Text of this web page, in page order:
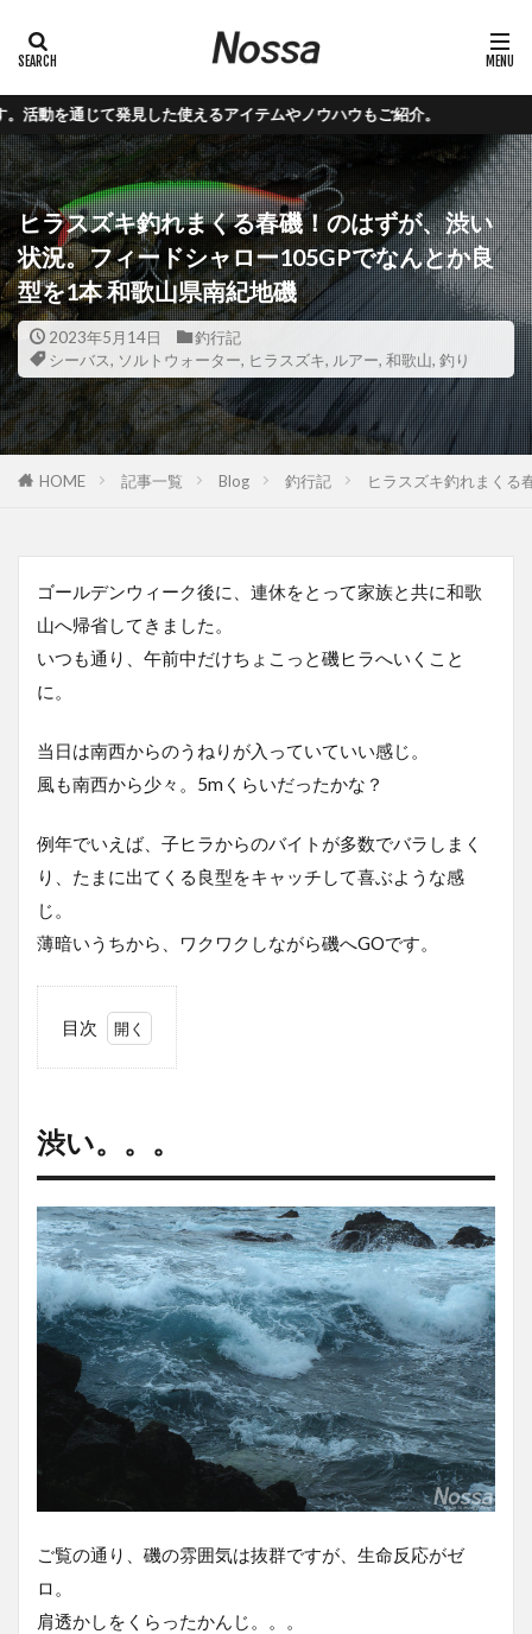
アイテムやノウハウもご紹介。
ヒラスズキ釣れまくる春磯！のはずが、渋い
状況。フィードシャロー105GPでなんとか良
型を1本 和歌山県南紀地磯
2023年5月14日
釣行記
シーバス, ソルトウォーター, ヒラスズキ, ルアー, 和歌山, 釣り
HOME 記事一覧 Blog 釣行記 ヒラスズキ釣れまくる
ゴールデンウィーク後に、連休をとって家族と共に和歌
山へ帰省してきました。
いつも通り、午前中だけちょこっと磯ヒラへいくこと
に。
当日は南西からのうねりが入っていていい感じ。
風も南西から少々。5mくらいだったかな？
例年でいえば、子ヒラからのバイトが多数でバラしまく
り、たまに出てくる良型をキャッチして喜ぶような感
じ。
薄暗いうちから、ワクワクしながら磯へGOです。
目次
ィード
シャロ
105GP
でなん
とか1
本
3
フ
ー
ン
デ
シ
ン
渋い。。。
ご覧の通り、磯の雰囲気は抜群ですが、生命反応がゼ
ロ。
肩透かしをくらったかんじ。。。